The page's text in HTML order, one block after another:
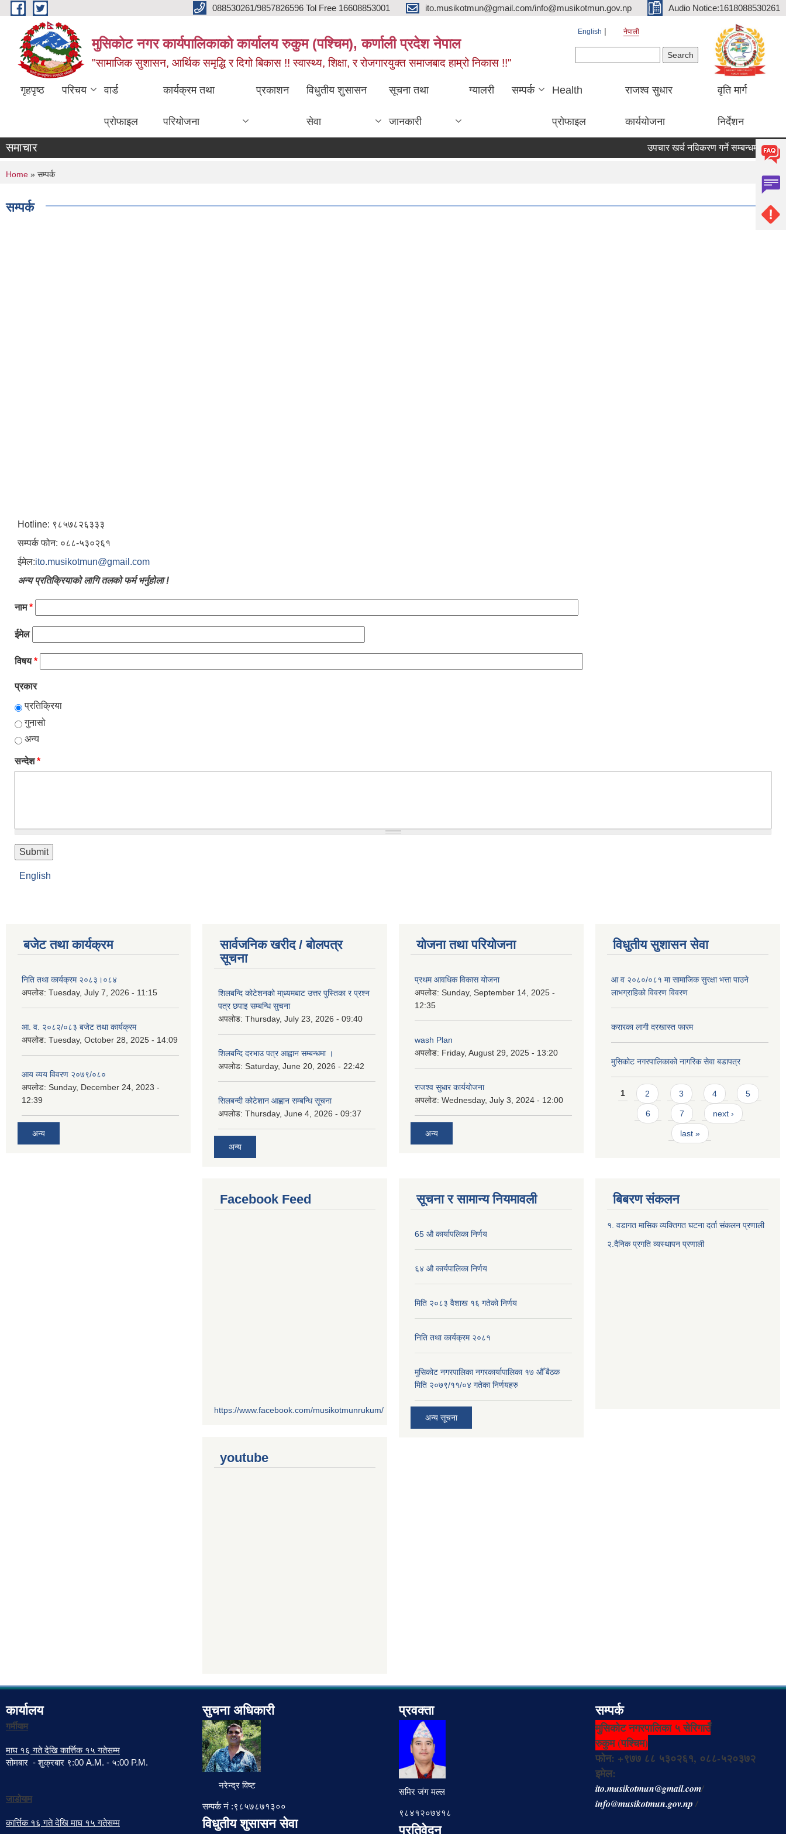
Skip to main content 088530261/9857826596 Tol Free 16608853001 ito.musikotmun@gmail.com/info@musikotmun.gov.np Audio Notice:1618088530261
मुसिकोट नगर कार्यपालिकाको कार्यालय रुकुम (पश्चिम), कर्णाली प्रदेश नेपाल
"सामाजिक सुशासन, आर्थिक समृद्धि र दिगो बिकास !! स्वास्थ्य, शिक्षा, र रोजगारयुक्त समाजबाद हाम्रो निकास !!"
English नेपाली
गृहपृष्ठ परिचय वार्ड
प्रोफाइल
कार्यक्रम तथा
परियोजना
प्रकाशन विधुतीय शुसासन
सेवा
सूचना तथा
जानकारी
ग्यालरी सम्पर्क Health
प्रोफाइल
राजश्व सुधार
कार्ययोजना
वृति मार्ग
निर्देशन
समाचार उपचार खर्च नविकरण गर्ने सम्बन्धमा
You are here
Home » सम्पर्क
सम्पर्क
Hotline: ९८५७८२६३३३
सम्पर्क फोन: ०८८-५३०२६१
ईमेल:ito.musikotmun@gmail.com
अन्य प्रतिक्रियाको लागि तलको फर्म भर्नुहोला !
नाम*
ईमेल
विषय*
प्रकार
प्रतिक्रिया
गुनासो
अन्य
सन्देश*
English
बजेट तथा कार्यक्रम
निति तथा कार्यक्रम २०८३।०८४
अपलोड: Tuesday, July 7, 2026 - 11:15
आ. व. २०८२/०८३ बजेट तथा कार्यक्रम
अपलोड: Tuesday, October 28, 2025 - 14:09
आय व्यय विवरण २०७९/०८०
अपलोड: Sunday, December 24, 2023 -
12:39
अन्य
सार्वजनिक खरीद / बोलपत्र
सूचना
शिलबन्दि कोटेशनको मा्ध्यमबाट उत्तर पुस्तिका र प्रश्न
पत्र छपाइ सम्बन्धि सुचना
अपलोड: Thursday, July 23, 2026 - 09:40
शिलबन्दि दरभाउ पत्र आह्वान सम्बन्धमा ।
अपलोड: Saturday, June 20, 2026 - 22:42
सिलबन्दी कोटेशान आह्वान सम्बन्धि सूचना
अपलोड: Thursday, June 4, 2026 - 09:37
अन्य
योजना तथा परियोजना
प्रथम आवधिक विकास योजना
अपलोड: Sunday, September 14, 2025 -
12:35
wash Plan
अपलोड: Friday, August 29, 2025 - 13:20
राजश्व सुधार कार्ययोजना
अपलोड: Wednesday, July 3, 2024 - 12:00
अन्य
विधुतीय सुशासन सेवा
आ व २०८०/०८१ मा सामाजिक सुरक्षा भत्ता पाउने
लाभग्राहिको विवरण विवरण
करारका लागी दरखास्त फारम
मुसिकोट नगरपालिकाको नागरिक सेवा बडापत्र
Pages
1 2 3 4 5
6 7 next ›
last »
Facebook Feed
https://www.facebook.com/musikotmunrukum/
youtube
सूचना र सामान्य नियमावली
65 औ कार्यापलिका निर्णय
६४ औ कार्यपालिका निर्णय
मिति २०८३ वैशाख १६ गतेको निर्णय
निति तथा कार्यक्रम २०८१
मुसिकोट नगरपालिका नगरकार्यापालिका १७ औँ बैठक
मिति २०७९/११/०४ गतेका निर्णयहरु
अन्य सूचना
बिबरण संकलन
१. वडागत मासिक व्यक्तिगत घटना दर्ता संकलन प्रणाली
२.दैनिक प्रगति व्यस्थापन प्रणाली
कार्यालय
गर्मीयाम
माघ १६ गते देखि कार्त्तिक १५ गतेसम्म
सोमबार - शुक्रबार ९:00 A.M. - ५:00 P.M.
जाडोयाम
कार्त्तिक १६ गते देखि माघ १५ गतेसम्म
सुचना अधिकारी
नरेन्द्र विष्ट
सम्पर्क नं :९८५७८७१३००
विधुतीय शुसासन सेवा
प्रवक्ता
समिर जंग मल्ल
९८४१२०७४१८
प्रतिवेदन
सम्पर्क
मुसिकोट नगरपालिका ५ सेरिगाउँ
रुकुम (पश्चिम)
फोन: +९७७ ८८ ५३०२६१, ०८८-५२०३७२
इमेल:
ito.musikotmun@gmail.com/
info@musikotmun.gov.np/